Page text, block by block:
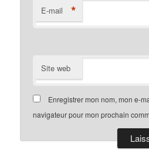
E-mail *
Site web
Enregistrer mon nom, mon e-
navigateur pour mon prochain